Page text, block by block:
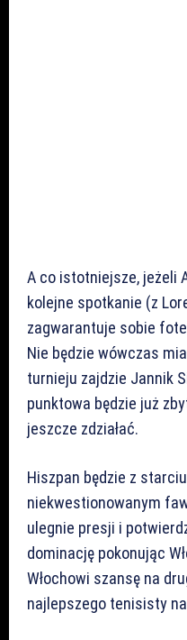
A co istotniejsze, jeżeli
kolejne spotkanie (z
zagwarantuje sobie
Nie będzie wówczas
turnieju zajdzie Jannik
punktowa będzie już
jeszcze zdziałać.
Hiszpan będzie z
niekwestionowanym
ulegnie presji i
dominację pokonując
Włochowi szansę na
najlepszego tenisisty